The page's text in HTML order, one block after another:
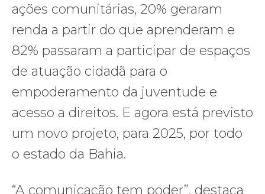
ações comunitárias, 20% geraram
renda a partir do que aprenderam e
82% passaram a participar de espaços
de atuação cidadã para o
empoderamento da juventude e
acesso a direitos. E agora está previsto
um novo projeto, para 2025, por todo
o estado da Bahia.
“A comunicação tem poder”, destaca